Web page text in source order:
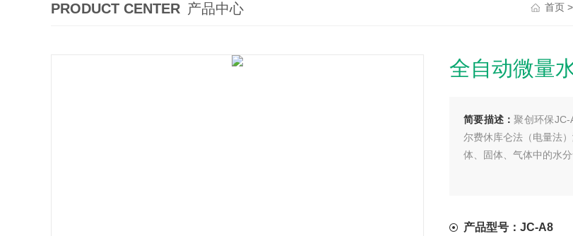
PRODUCT CENTER 产品中心 首页 >
全自动微量
简要描述：聚创环保JC-
尔费休库仑法（电量法
体、固体、气体中的水
产品型号：JC-A8